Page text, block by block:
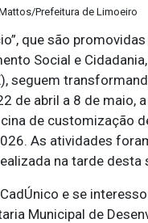
Prefeitura de Limoeiro
que são
Social e
seguem
de abril a 8 de maio,
de customização
As atividades
na tarde desta
e se
Municipal de